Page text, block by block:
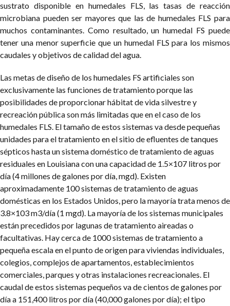
sustrato disponible en humedales FLS, las tasas de reacción
microbiana pueden ser mayores que las de humedales FLS para
muchos contaminantes. Como resultado, un humedal FS puede
tener una menor superficie que un humedal FLS para los mismos
caudales y objetivos de calidad del agua.
Las metas de diseño de los humedales FS artificiales son
exclusivamente las funciones de tratamiento porque las
posibilidades de proporcionar hábitat de vida silvestre y
recreación pública son más limitadas que en el caso de los
humedales FLS. El tamaño de estos sistemas va desde pequeñas
unidades para el tratamiento en el sitio de efluentes de tanques
sépticos hasta un sistema doméstico de tratamiento de aguas
residuales en Louisiana con una capacidad de 1.5×107 litros por
día (4 millones de galones por día, mgd). Existen
aproximadamente 100 sistemas de tratamiento de aguas
domésticas en los Estados Unidos, pero la mayoría trata menos de
3.8×103 m3/día (1 mgd). La mayoría de los sistemas municipales
están precedidos por lagunas de tratamiento aireadas o
facultativas. Hay cerca de 1000 sistemas de tratamiento a
pequeña escala en el punto de origen para viviendas individuales,
colegios, complejos de apartamentos, establecimientos
comerciales, parques y otras instalaciones recreacionales. El
caudal de estos sistemas pequeños va de cientos de galones por
día a 151,400 litros por día (40,000 galones por día); el tipo